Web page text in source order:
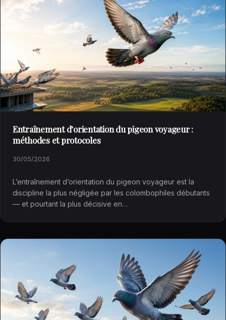
Entraînement d’orientation du pigeon voyageur :
méthodes et protocoles
30/05/2026
L’entraînement d’orientation du pigeon voyageur est la
discipline la plus négligée par les colombophiles débutants
— et pourtant la plus décisive en…